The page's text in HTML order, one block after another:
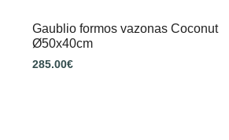
Gaublio formos vazonas Coconut
Ø50x40cm
285.00€